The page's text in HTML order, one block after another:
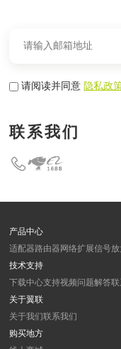
请阅读并同意隐私政
联系我们
产品中心
适配器路由器 网络扩展信号放
技术支持
下载中心支持视频问题解答
关于翼联
关于我们联系我们
购买地方